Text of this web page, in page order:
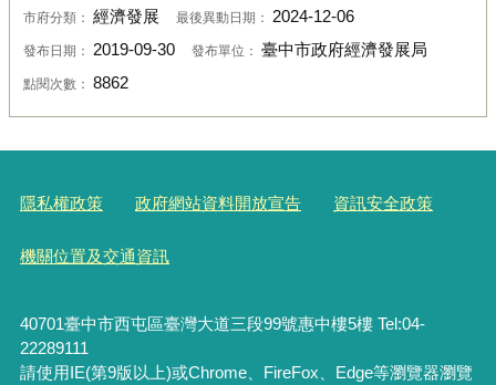
市府分類： 經濟發展 最後異動日期： 2024-12-06
發布日期： 2019-09-30 發布單位： 臺中市政府經濟發展局
點閱次數： 8862
隱私權政策 政府網站資料開放宣告 資訊安全政策
機關位置及交通資訊
40701臺中市西屯區臺灣大道三段99號惠中樓5樓 Tel:04-
22289111
請使用IE(第9版以上)或Chrome、FireFox、Edge等瀏覽器瀏覽